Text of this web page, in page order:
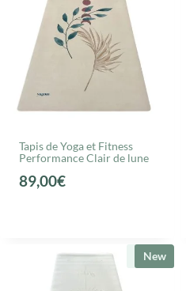
Tapis de Yoga et Fitness
Performance Clair de lune
89,00€
New
New